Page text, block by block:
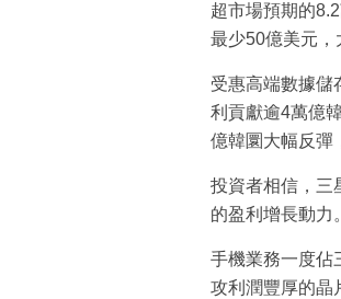
超市場預期的
最少50億美元，
受惠高端數據儲
利貢獻逾4萬億
億韓圜大幅反彈
投資者相信，三
的盈利增長動力
手機業務一度佔
攻利潤豐厚的晶